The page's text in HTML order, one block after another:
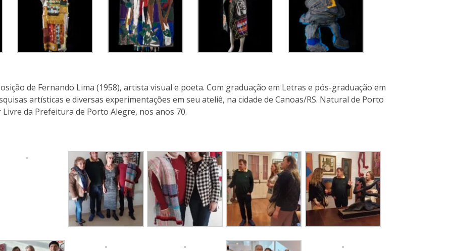
de Fernando Lima (1958), artista visual e poeta. Com graduação em Letras e pós-graduação em
artísticas e diversas experimentações em seu ateliê, na cidade de Canoas/RS. Natural de Porto
da Prefeitura de Porto Alegre, nos anos 70.